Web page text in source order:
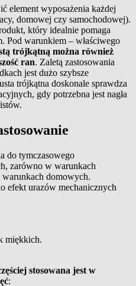
element wyposażenia każdej
domowej czy samochodowej).
który idealnie pomaga
Pod warunkiem – właściwego
trójkątną można również
ran. Zaletą zastosowania
jest dużo szybsze
trójkątna doskonale sprawdza
gdy potrzebna jest nagła
do tymczasowego
zarówno w warunkach
domowych.
efekt urazów mechanicznych
miękkich.
stosowana jest w
: